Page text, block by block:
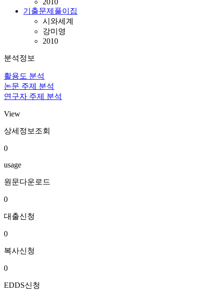
2010
기출문제풀이집
시와세계
강미영
2010
분석정보
활용도 분석
논문 주제 분석
연구자 주제 분석
View
상세정보조회
0
usage
원문다운로드
0
대출신청
0
복사신청
0
EDDS신청